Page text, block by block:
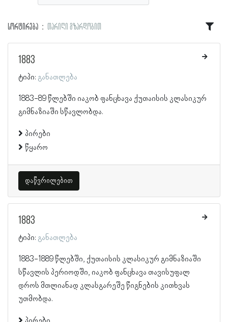
სორტირება თარიღი მზარდობით
1883
ტიპი: განათლება
1883-89 წლებში იაკობ ფანცხავა ქუთაისის კლასიკურ
გიმნაზიაში სწავლობდა.
პირები
წყარო
დაწვრილებით
1883
ტიპი: განათლება
1883-1889 წლებში, ქუთაისის კლასიკურ გიმნაზიაში
სწავლის პერიოდში, იაკობ ფანცხავა თავისუფალ
დროს მთლიანად კლასგარეშე წიგნების კითხვას
უთმობდა.